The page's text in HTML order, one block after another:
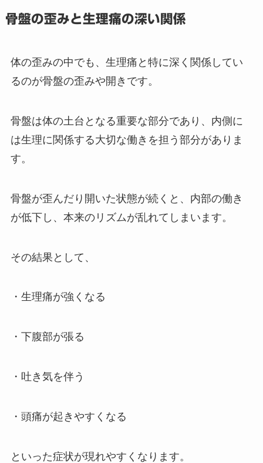
骨盤の歪みと生理痛の深い関係
体の歪みの中でも、生理痛と特に深く関係してい
るのが骨盤の歪みや開きです。
骨盤は体の土台となる重要な部分であり、内側に
は生理に関係する大切な働きを担う部分がありま
す。
骨盤が歪んだり開いた状態が続くと、内部の働き
が低下し、本来のリズムが乱れてしまいます。
その結果として、
・生理痛が強くなる
・下腹部が張る
・吐き気を伴う
・頭痛が起きやすくなる
といった症状が現れやすくなります。